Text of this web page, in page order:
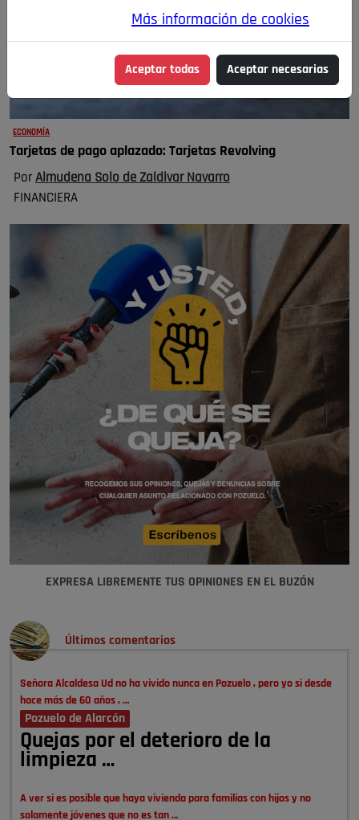
ECONOMÍA
Tarjetas de pago aplazado: Tarjetas Revolving
Por Almudena Solo de Zaldivar Navarro
FINANCIERA
EXPRESA LIBREMENTE TUS OPINIONES EN EL BUZÓN
Últimos comentarios
Señora Alcaldesa Ud no ha vivido nunca en Pozuelo , pero yo si desde
hace más de 60 años , …
Pozuelo de Alarcón
Quejas por el deterioro de la
limpieza …
A ver si es posible que haya vivienda para familias con hijos y no
solamente jóvenes que no es tan …
Más información de cookies
Aceptar todas Aceptar necesarias